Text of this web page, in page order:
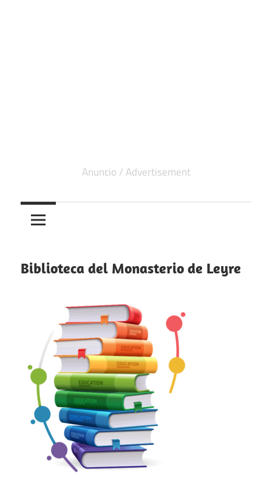
Biblioteca del Monasterio de Leyre